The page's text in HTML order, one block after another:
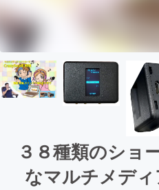
３８種類のショ
なマルチメデ